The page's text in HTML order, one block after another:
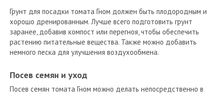
Грунт для посадки томата Гном должен быть плодородным и
хорошо дренированным. Лучше всего подготовить грунт
заранее, добавив компост или перегноя, чтобы обеспечить
растению питательные вещества. Также можно добавить
немного песка для улучшения воздухообмена.
Посев семян и уход
Посев семян томата Гном можно делать непосредственно в